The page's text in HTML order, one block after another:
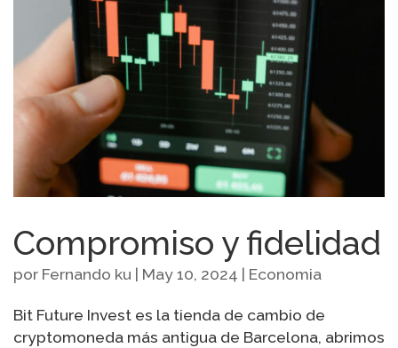
Compromiso y fidelidad
por Fernando ku | May 10, 2024 | Economia
Bit Future Invest es la tienda de cambio de
cryptomoneda más antigua de Barcelona, abrimos